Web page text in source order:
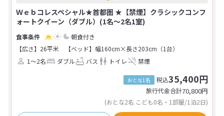
Ｗｅｂコレスペシャル★首都圏 ★【禁煙】クラシックコンフ
ォートクイーン（ダブル）(1名～2名1室)
朝食付き
【広さ】26平米
【ベッド】幅160cm×長さ203cm（1台）
1～2名
ダブル バス トイレ 禁煙
おとな1名 税込35,400円
旅行代金合計70,800円
(おとな2名 こども0名・1部屋/1泊2日)